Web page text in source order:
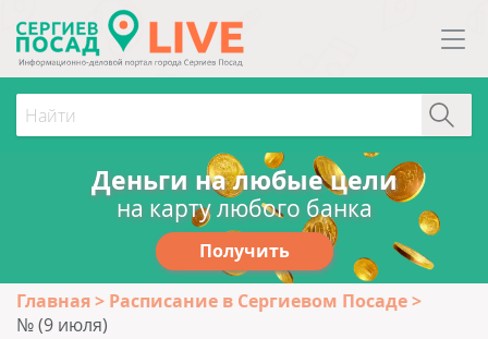
Деньги на любые цели
на карту любого банка
Получить
Главная
Расписание в Сергиевом Посаде
№ (9 июля)